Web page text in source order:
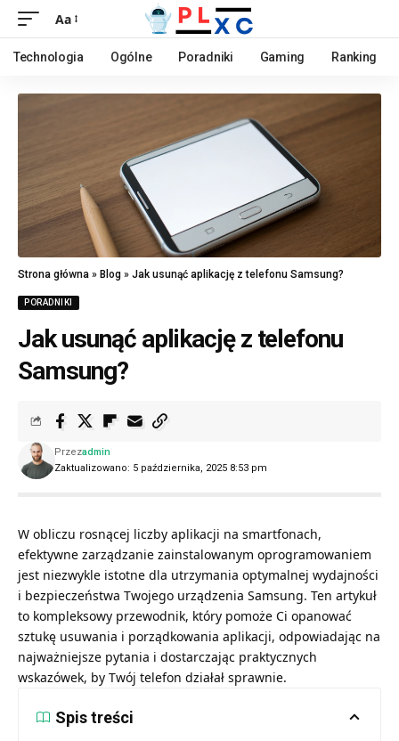
Aa
Technologia Ogólne Poradniki Gaming Ranking
Strona główna » Blog » Jak usunąć aplikację z telefonu Samsung?
PORADNIKI
Jak usunąć aplikację z telefonu
Samsung?
Zaktualizowano: 5 października, 2025 8:53 pm
Przezadmin
W obliczu rosnącej liczby aplikacji na smartfonach,
efektywne zarządzanie zainstalowanym oprogramowaniem
jest niezwykle istotne dla utrzymania optymalnej wydajności
i bezpieczeństwa Twojego urządzenia Samsung. Ten artykuł
to kompleksowy przewodnik, który pomoże Ci opanować
sztukę usuwania i porządkowania aplikacji, odpowiadając na
najważniejsze pytania i dostarczając praktycznych
wskazówek, by Twój telefon działał sprawnie.
Spis treści